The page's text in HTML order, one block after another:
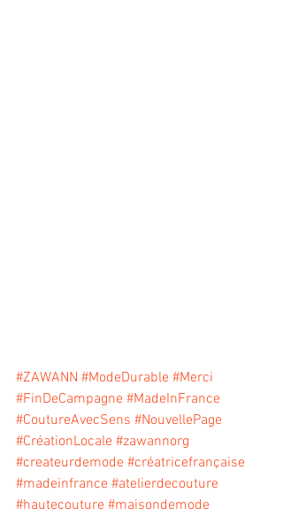
#ZAWANN #ModeDurable #Merci
#FinDeCampagne #MadeInFrance
#CoutureAvecSens #NouvellePage
#CréationLocale #zawannorg
#createurdemode #créatricefrançaise
#madeinfrance #atelierdecouture
#hautecouture #maisondemode